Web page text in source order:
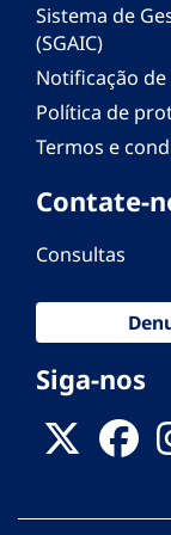
Sistema de
(SGAIC)
Notificação
Política de
Termos e
Contate-
Consultas
Siga-nos